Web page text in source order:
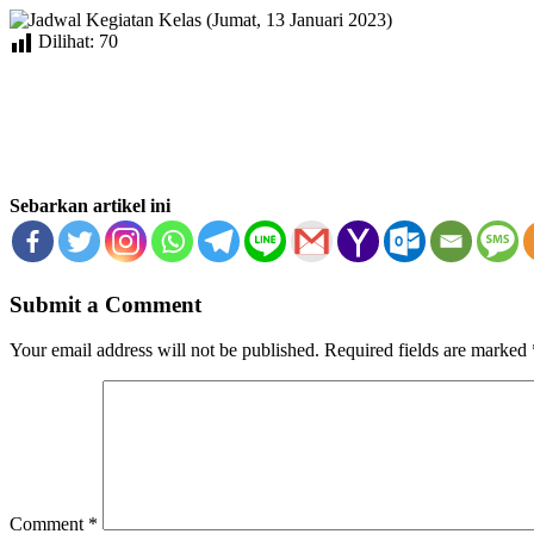
Dilihat: 70
Sebarkan artikel ini
Submit a Comment
Your email address will not be published. Required fields are marked
Comment *